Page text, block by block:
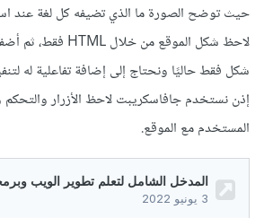
حيث توضح الصورة ما الذي تضيفه كل لغة عند
شكل فقط حاليًا ونحتاج إلى إضافة تفاعلية له
إذن نستخدم جافاسكريبت لاحظ الأزرار والتحكم
المستخدم مع الموقع.